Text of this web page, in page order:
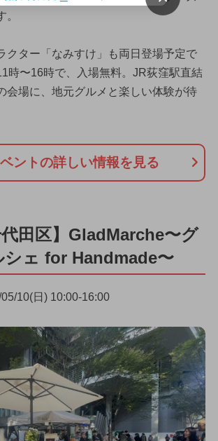
クター「なみすけ」も両日登場予定で
時〜16時で、入場無料。JR荻窪駅直結
会場に、地元グルメと楽しい体験が待
ントの詳しい情報を見る
代田区】GladMarche〜グ
シェ for Handmade〜
10(日) 10:00-16:00